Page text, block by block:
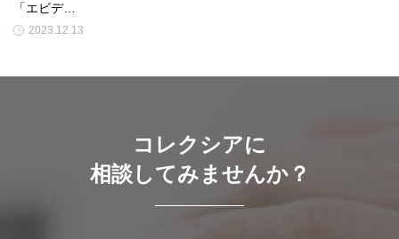
「エビデ…
2023.12.13
コレクシアに
相談してみませんか？